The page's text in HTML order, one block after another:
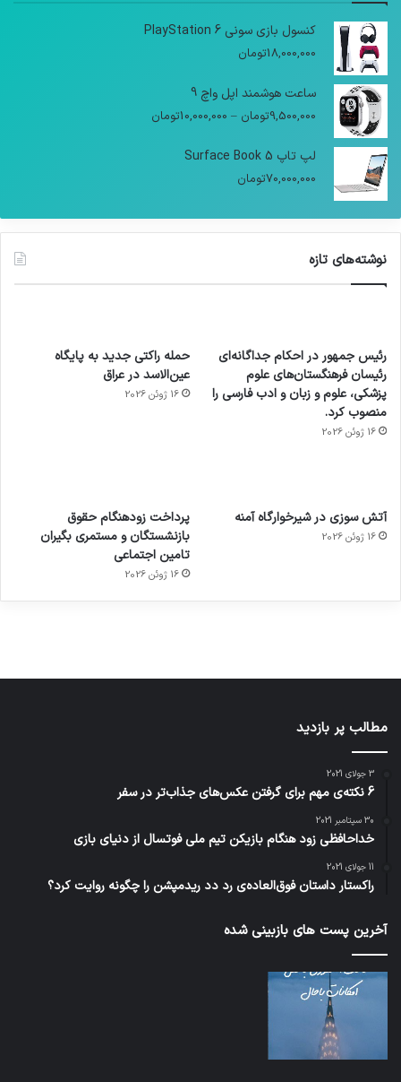
کنسول بازی سونی PlayStation 6
18,000,000تومان
ساعت هوشمند اپل واچ 9
9,500,000تومان –
10,000,000تومان
لپ تاپ Surface Book 5
70,000,000تومان
نوشته‌های تازه
رئیس جمهور در احکام جداگانه‌ای
رئیسان فرهنگستان‌های علوم
پزشکی، علوم و زبان و ادب فارسی را
منصوب کرد.
16 ژوئن 2026
حمله راکتی جدید به پایگاه
عین‌الاسد در عراق
16 ژوئن 2026
آتش سوزی در شیرخوارگاه آمنه
16 ژوئن 2026
پرداخت زودهنگام حقوق
بازنشستگان و مستمری بگیران
تامین اجتماعی
16 ژوئن 2026
برای
کشف
توسط
مجازی
…
ساعت
هوشمند
با طعم
توسط
ژاکت
در
های
2023
توسط
مطالب پر بازدید
3 جولای 2021
6 نکته‌ی مهم برای گرفتن عکس‌های جذاب‌تر در سفر
30 سپتامبر 2021
خداحافظی زود هنگام بازیکن تیم ملی فوتسال از دنیای بازی
11 جولای 2021
راکستار داستان فوق‌العاده‌ی رد دد ریدمپشن را چگونه روایت کرد؟
آخرین پست های بازبینی شده